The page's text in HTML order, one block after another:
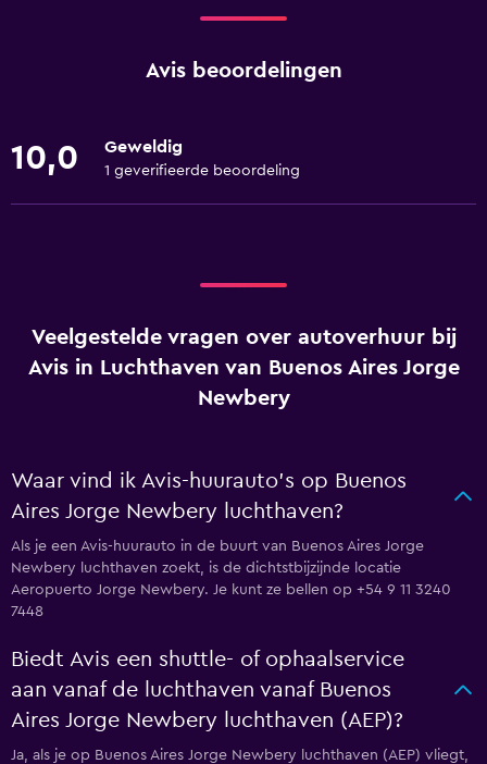
Avis beoordelingen
10,0 Geweldig
1 geverifieerde beoordeling
Veelgestelde vragen over autoverhuur bij
Avis in Luchthaven van Buenos Aires Jorge
Newbery
Waar vind ik Avis-huurauto's op Buenos
Aires Jorge Newbery luchthaven?
Als je een Avis-huurauto in de buurt van Buenos Aires Jorge
Newbery luchthaven zoekt, is de dichtstbijzijnde locatie
Aeropuerto Jorge Newbery. Je kunt ze bellen op +54 9 11 3240
7448
Biedt Avis een shuttle- of ophaalservice
aan vanaf de luchthaven vanaf Buenos
Aires Jorge Newbery luchthaven (AEP)?
Ja, als je op Buenos Aires Jorge Newbery luchthaven (AEP) vliegt,